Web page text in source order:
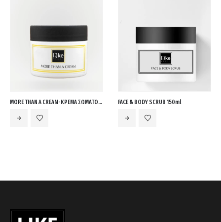
MORE THAN A CREAM-ΚΡΕΜΑ ΣΩΜΑΤΟΣ 150ml FACE & BODY SCRUB 150ml